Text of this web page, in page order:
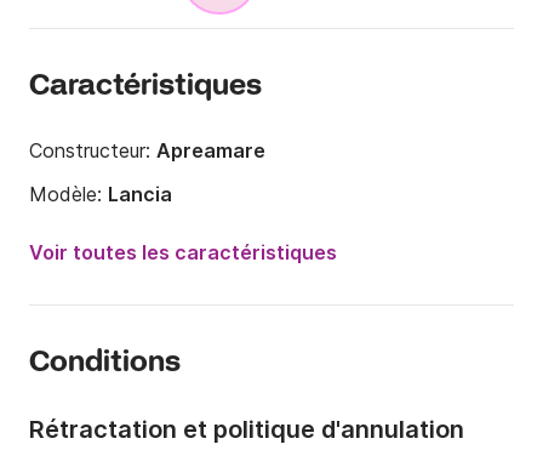
Caractéristiques
Constructeur: Apreamare
Modèle: Lancia
Puissance moteur:
400cv
Capacité à bord:
Voir toutes les caractéristiques
Conditions
Rétractation et politique d'annulation